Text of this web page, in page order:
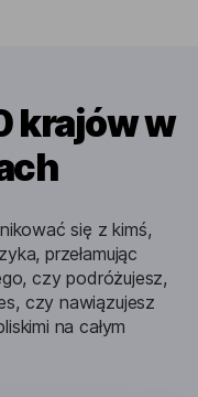
krajów w
się z kimś,
przełamując
czy podróżujesz,
czy nawiązujesz
na całym